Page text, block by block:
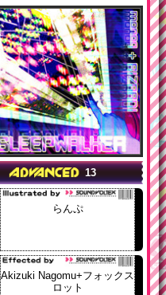
13
らんぷ
Akizuki Nagomu+フォックス
ロット